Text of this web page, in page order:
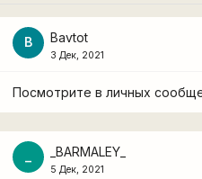
B Bavtot
3 Дек, 2021
Посмотрите в личных
_BARMALEY_
5 Дек, 2021